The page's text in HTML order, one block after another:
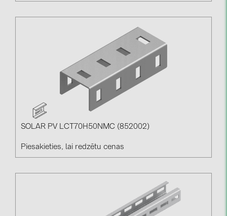
SOLAR PV LCT70H50NMC (852002)
Piesakieties, lai redzētu cenas